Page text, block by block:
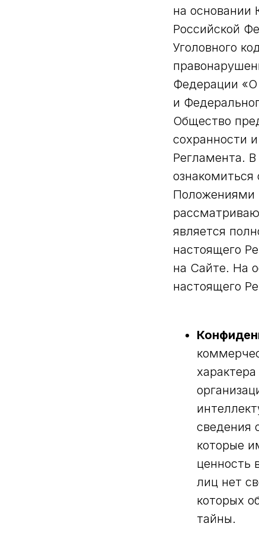
на основании
Российской
Уголовного
Федерации
и
Общество
сохранности
Регламента.
Положениями
является
настоящего
на Сайте. На
настоящего
сведения
которые
ценность
лиц нет
которых
тайны.